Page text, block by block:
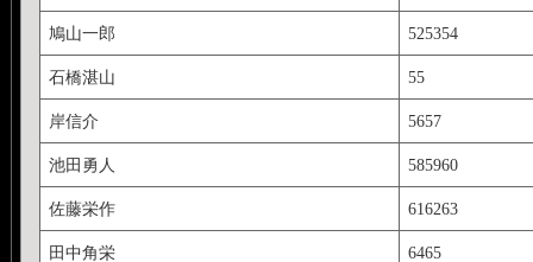
鳩山一郎 525354
石橋湛山 55
岸信介 5657
池田勇人 585960
佐藤栄作 616263
田中角栄 6465